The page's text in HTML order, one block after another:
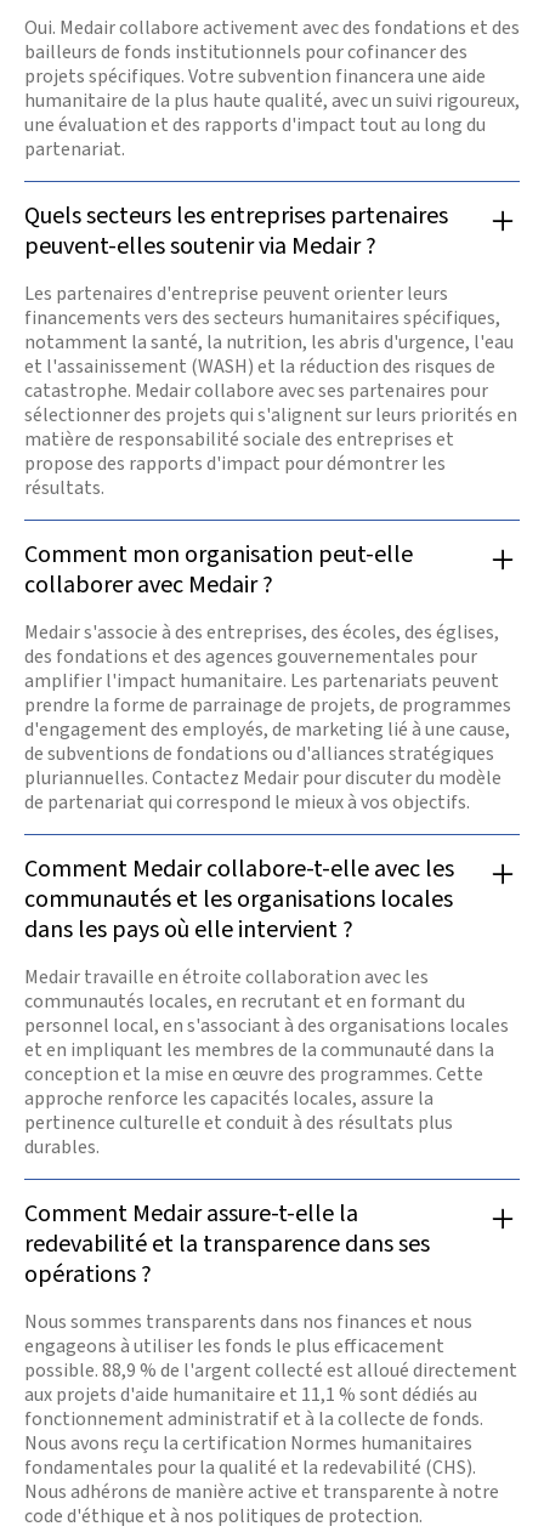
Oui. Medair collabore activement avec des fondations et des
bailleurs de fonds institutionnels pour cofinancer des
projets spécifiques. Votre subvention financera une aide
humanitaire de la plus haute qualité, avec un suivi rigoureux,
une évaluation et des rapports d'impact tout au long du
partenariat.
Quels secteurs les entreprises partenaires
peuvent-elles soutenir via Medair ?
Les partenaires d'entreprise peuvent orienter leurs
financements vers des secteurs humanitaires spécifiques,
notamment la santé, la nutrition, les abris d'urgence, l'eau
et l'assainissement (WASH) et la réduction des risques de
catastrophe. Medair collabore avec ses partenaires pour
sélectionner des projets qui s'alignent sur leurs priorités en
matière de responsabilité sociale des entreprises et
propose des rapports d'impact pour démontrer les
résultats.
Comment mon organisation peut-elle
collaborer avec Medair ?
Medair s'associe à des entreprises, des écoles, des églises,
des fondations et des agences gouvernementales pour
amplifier l'impact humanitaire. Les partenariats peuvent
prendre la forme de parrainage de projets, de programmes
d'engagement des employés, de marketing lié à une cause,
de subventions de fondations ou d'alliances stratégiques
pluriannuelles. Contactez Medair pour discuter du modèle
de partenariat qui correspond le mieux à vos objectifs.
Comment Medair collabore-t-elle avec les
communautés et les organisations locales
dans les pays où elle intervient ?
Medair travaille en étroite collaboration avec les
communautés locales, en recrutant et en formant du
personnel local, en s'associant à des organisations locales
et en impliquant les membres de la communauté dans la
conception et la mise en œuvre des programmes. Cette
approche renforce les capacités locales, assure la
pertinence culturelle et conduit à des résultats plus
durables.
Comment Medair assure-t-elle la
redevabilité et la transparence dans ses
opérations ?
Nous sommes transparents dans nos finances et nous
engageons à utiliser les fonds le plus efficacement
possible. 88,9 % de l'argent collecté est alloué directement
aux projets d'aide humanitaire et 11,1 % sont dédiés au
fonctionnement administratif et à la collecte de fonds.
Nous avons reçu la certification Normes humanitaires
fondamentales pour la qualité et la redevabilité (CHS).
Nous adhérons de manière active et transparente à notre
code d'éthique et à nos politiques de protection.